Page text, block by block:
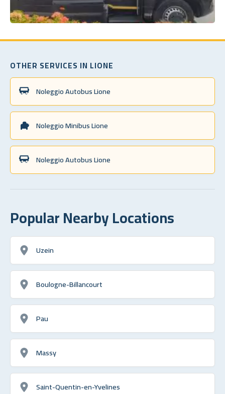
OTHER SERVICES IN LIONE
Noleggio Autobus Lione
Noleggio Minibus Lione
Noleggio Autobus Lione
Popular Nearby Locations
Uzein
Boulogne-Billancourt
Pau
Massy
Saint-Quentin-en-Yvelines